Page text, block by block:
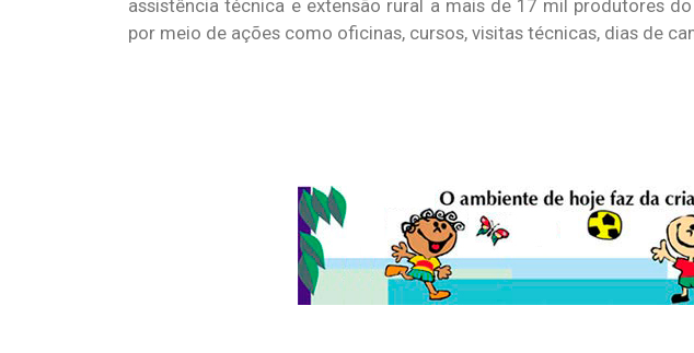
assistência técnica e extensão rural a mais de 17 mil produtores
por meio de ações como oficinas, cursos, visitas técnicas, dias de